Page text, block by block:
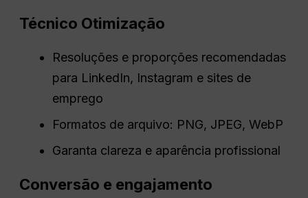
Técnico Otimização
Resoluções e proporções recomendadas
para LinkedIn, Instagram e sites de
emprego
Formatos de arquivo: PNG, JPEG, WebP
Garanta clareza e aparência profissional
Conversão e engajamento